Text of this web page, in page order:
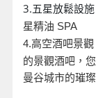
3.五星放鬆設
星精油 SPA
4.高空酒吧景
的景觀酒吧，
曼谷城市的璀